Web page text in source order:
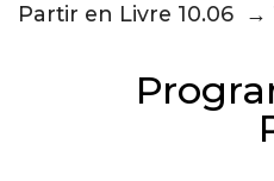
Partir en Livre 10.06 →